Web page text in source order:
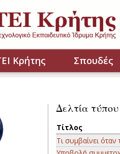
Κρήτης Σπουδές
Δελτία τύπου
Τίτλος
Τι συμβαίνει